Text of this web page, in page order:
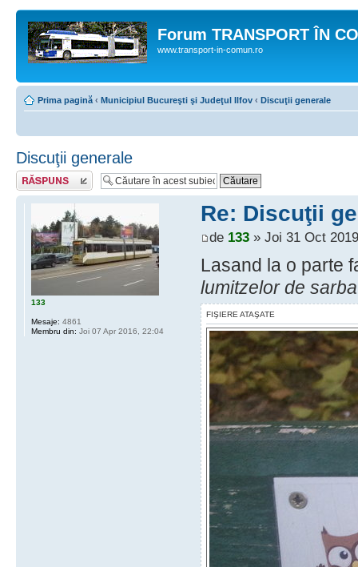
Forum TRANSPORT ÎN
www.transport-in-comun.ro
Prima pagină ‹ Municipiul Bucureşti şi Judeţul Ilfov ‹ Discuţii generale
Discuţii generale
Răspunde
Re: Discuţii
de 133» Joi 31 Oct
Lasand la o parte
lumitzelor de
FIŞIERE ATAŞATE
133
Mesaje: 4861
Membru din: Joi 07 Apr 2016, 22:04